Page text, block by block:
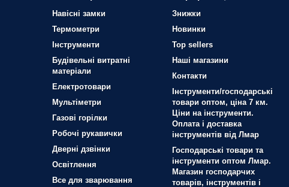
Навісні замки
Термометри
Iнструменти
Будівельні витратні
матеріали
Електротовари
Мультіметри
Газові горілки
Робочі рукавички
Дверні дзвінки
Освітлення
Все для зварювання
Знижки
Новинки
Top sellers
Наші магазини
Контакти
Інструменти/господарські
товари оптом, ціна 7 км.
Ціни на інструменти.
Оплата і доставка
інструментів від Лмар
Господарські товари та
інструменти оптом Лмар.
Магазин господарчих
товарів, інструментів і